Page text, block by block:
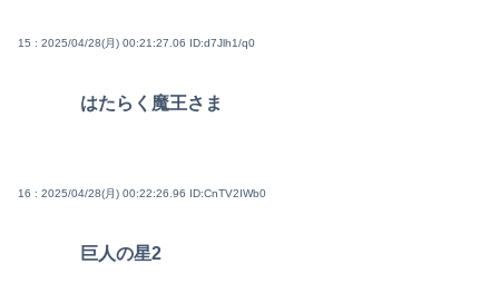
15 : 2025/04/28(月) 00:21:27.06 ID:d7Jlh1/q0
はたらく魔王さま
16 : 2025/04/28(月) 00:22:26.96 ID:CnTV2IWb0
巨人の星2